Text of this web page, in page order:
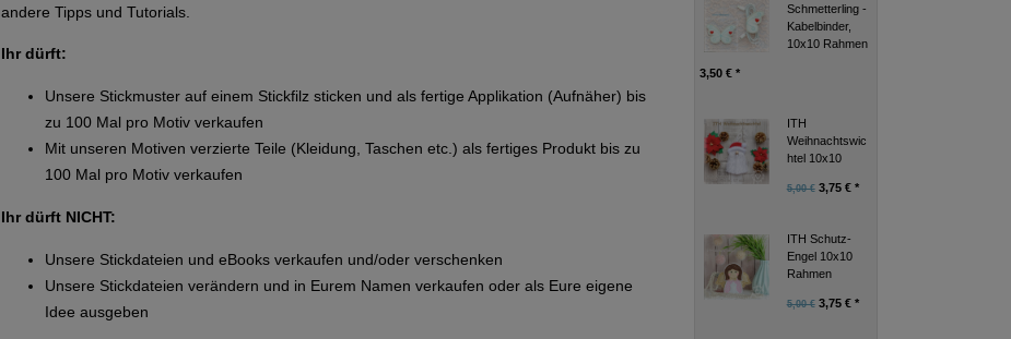
andere Tipps und Tutorials.
Ihr dürft:
Unsere Stickmuster auf einem Stickfilz sticken und als fertige Applikation (Aufnäher) bis
zu 100 Mal pro Motiv verkaufen
Mit unseren Motiven verzierte Teile (Kleidung, Taschen etc.) als fertiges Produkt bis zu
100 Mal pro Motiv verkaufen
Ihr dürft NICHT:
Unsere Stickdateien und eBooks verkaufen und/oder verschenken
Unsere Stickdateien verändern und in Eurem Namen verkaufen oder als Eure eigene
Idee ausgeben
Schmetterling -
Kabelbinder,
10x10 Rahmen
3,50 € *
ITH
Weihnachtswic
htel 10x10
5,00 €3,75 € *
ITH Schutz-
Engel 10x10
Rahmen
5,00 €3,75 € *